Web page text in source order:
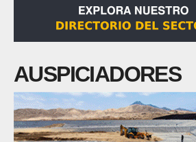
AUSPICIADORES